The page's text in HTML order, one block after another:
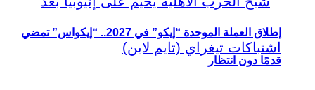
إطلاق العملة الموحدة “إيكو” في 2027.. “إيكواس” تمضي
قدمًا دون انتظار